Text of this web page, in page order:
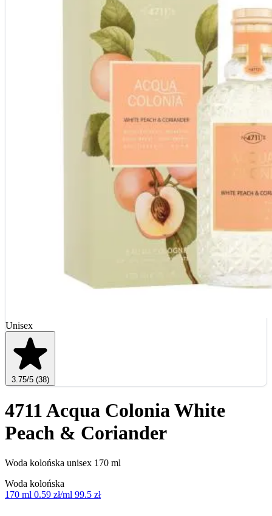
Unisex
3.75/5 (38)
4711 Acqua Colonia White
Peach & Coriander
Woda kolońska unisex 170 ml
Woda kolońska
170 ml 0.59 zł/ml 99.5 zł